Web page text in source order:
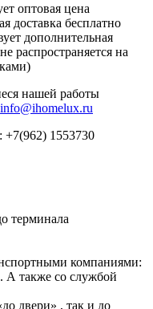
оптовая цена
доставка бесплатно
дополнительная
распространяется на
нашей работы
info@ihomelux.ru
+7(962) 1553730
терминала
компаниями:
также со службой
двери» , так и до